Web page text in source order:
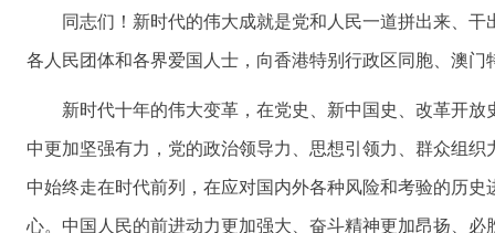
同志们！新时代的伟大成就是党和人民一道拼出来、
各人民团体和各界爱国人士，向香港特别行政区同胞、澳
新时代十年的伟大变革，在党史、新中国史、改革开
中更加坚强有力，党的政治领导力、思想引领力、群众组
中始终走在时代前列，在应对国内外各种风险和考验的历
心。中国人民的前进动力更加强大、奋斗精神更加昂扬、